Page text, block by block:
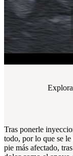
Tras ponerle
todo, por lo que se
pie más afectado,